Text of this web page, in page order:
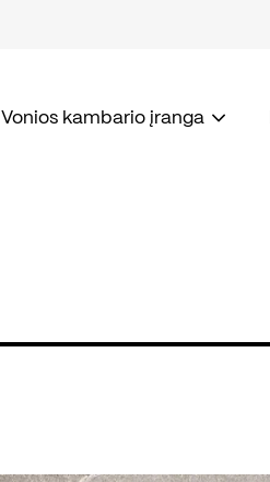
Vonios kambario įranga